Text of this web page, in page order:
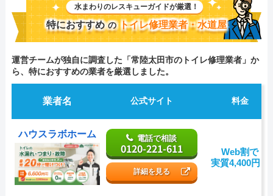
水まわりのレスキューガイドが厳選！
特におすすめ の トイレ修理業者・水道屋
運営チームが独自に調査した「常陸太田市のトイレ修理業者」か
ら、特におすすめの業者を厳選しました。
業者名 公式サイト 料金
ハウスラボホーム 電話で相談
0120-221-611
詳細を見る
Web割で
実質4,400円～